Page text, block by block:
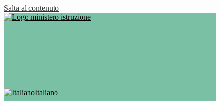
Salta al contenuto
Italiano